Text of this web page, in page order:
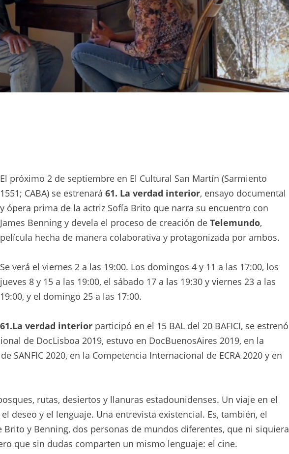
El próximo 2 de septiembre en El Cultural San Martín (Sarmiento
1551; CABA) se estrenará 61. La verdad interior, ensayo documental
y ópera prima de la actriz Sofía Brito que narra su encuentro con
James Benning y devela el proceso de creación de Telemundo,
película hecha de manera colaborativa y protagonizada por ambos.
Se verá el viernes 2 a las 19:00. Los domingos 4 y 11 a las 17:00, los
jueves 8 y 15 a las 19:00, el sábado 17 a las 19:30 y viernes 23 a las
19:00, y el domingo 25 a las 17:00.
61.La verdad interior participó en el 15 BAL del 20 BAFICI, se estrenó
de DocLisboa 2019, estuvo en DocBuenosAires 2019, en la
SANFIC 2020, en la Competencia Internacional de ECRA 2020 y en
rutas, desiertos y llanuras estadounidenses. Un viaje en el
deseo y el lenguaje. Una entrevista existencial. Es, también, el
y Benning, dos personas de mundos diferentes, que ni siquiera
que sin dudas comparten un mismo lenguaje: el cine.